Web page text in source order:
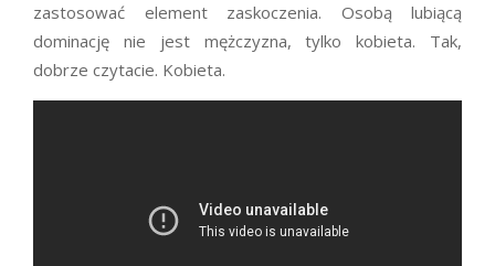
zastosować element zaskoczenia. Osobą lubiącą
dominację nie jest mężczyzna, tylko kobieta. Tak,
dobrze czytacie. Kobieta.